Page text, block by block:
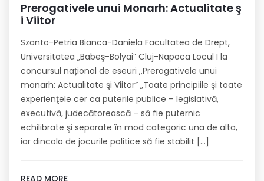
Prerogativele unui Monarh: Actualitate ş
i Viitor
Szanto-Petria Bianca-Daniela Facultatea de Drept,
Universitatea „Babeş-Bolyai” Cluj-Napoca Locul I la
concursul național de eseuri ,,Prerogativele unui
monarh: Actualitate şi Viitor” „Toate principiile şi toate
experienţele cer ca puterile publice – legislativă,
executivă, judecătorească – să fie puternic
echilibrate şi separate în mod categoric una de alta,
iar dincolo de jocurile politice să fie stabilit […]
READ MORE